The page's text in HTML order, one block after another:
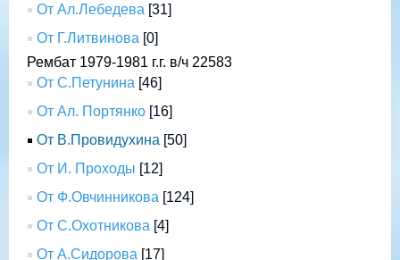
От Ал.Лебедева [31]
От Г.Литвинова [0]
Рембат 1979-1981 г.г. в/ч 22583
От С.Петунина [46]
От Ал. Портянко [16]
От В.Провидухина [50]
От И. Проходы [12]
От Ф.Овчинникова [124]
От С.Охотникова [4]
От А.Сидорова [17]